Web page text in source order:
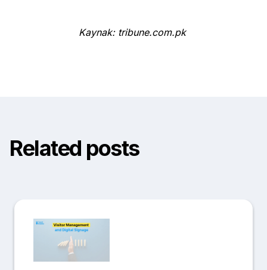
Kaynak: tribune.com.pk
Related posts